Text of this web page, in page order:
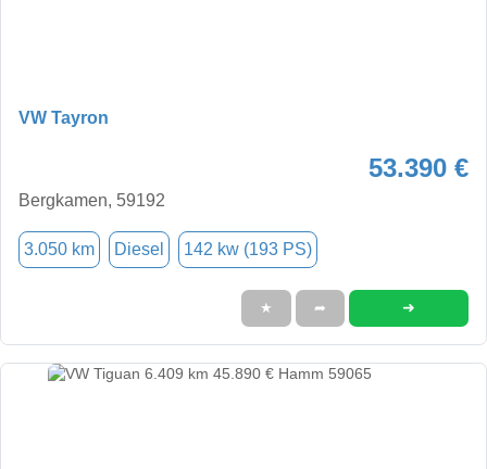
VW Tayron
53.390 €
Bergkamen, 59192
3.050 km Diesel 142 kw (193 PS)
★ ➦ ➜